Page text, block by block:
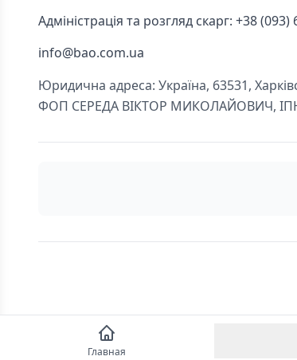
Адміністрація та розгляд скарг: +38 (093)
info@bao.com.ua
Юридична адреса: Україна, 63531,
ФОП СЕРЕДА ВІКТОР МИКОЛАЙОВИЧ,
Главная